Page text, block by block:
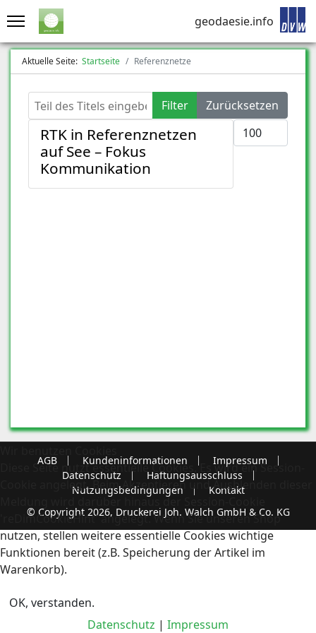
geodaesie.info
Aktuelle Seite: Startseite Referenznetze
Teil des Titels eingeben Filter
Zurücksetzen
Anzeige #
RTK in Referenznetzen
auf See – Fokus
Kommunikation
AGB Kundeninformationen
Impressum
Datenschutz
Haftungsausschluss
Nutzungsbedingungen
Kontakt
© Copyright 2026, Druckerei Joh. Walch GmbH & Co. KG
Diese Seite nutzt essentielle Cookies. Es wird ein Session-
Cookie angelegt. Beim Akzeptieren und Ausblenden dieser
Meldung wird darüber hinaus der Session-Cookie
'reDimCookieHint' angelegt. Wenn Sie unseren Shop
nutzen, stellen weitere essentielle Cookies wichtige
Funktionen bereit (z.B. Speicherung der Artikel im
Warenkorb).
OK, verstanden.
Datenschutz | Impressum